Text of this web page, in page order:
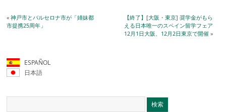
«神戸市とバルセロナ市が「姉妹都
市提携25周年」
【終了】[大阪・東京] 奨学金がもら
える日本唯一のスペイン留学フェア
12月1日大阪、12月2日東京で開催»
ESPAÑOL
日本語